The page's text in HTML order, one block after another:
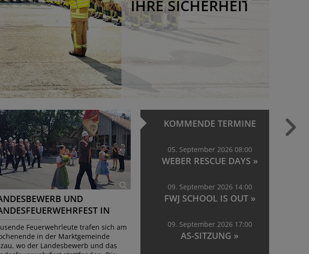
1/11
UND
IN
Feuerwehrleute trafen sich am
in der Marktgemeinde
wo der Landesbewerb und das
KOMMENDE TERMINE
05. September 2026 08:00
WEBER RESCUE DAYS »
09. September 2026 14:00
FWJ SCHOOL IS OUT »
09. September 2026 17:00
AS-SITZUNG »